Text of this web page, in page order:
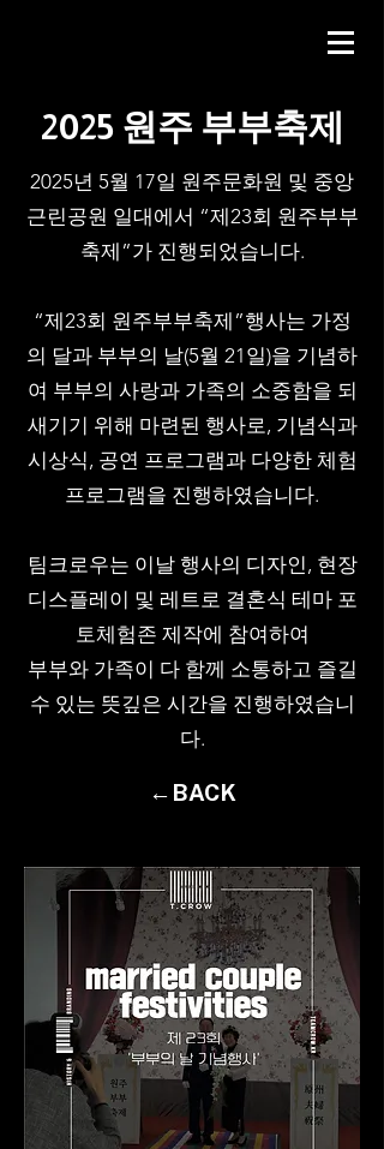
2025 원주 부부축제
2025년 5월 17일 원주문화원 및 중앙
근린공원 일대에서 “제23회 원주부부
축제”가 진행되었습니다.
“제23회 원주부부축제”행사는 가정
의 달과 부부의 날(5월 21일)을 기념하
여 부부의 사랑과 가족의 소중함을 되
새기기 위해 마련된 행사로, 기념식과
시상식, 공연 프로그램과 다양한 체험
프로그램을 진행하였습니다.
팀크로우는 이날 행사의 디자인, 현장
디스플레이 및 레트로 결혼식 테마 포
토체험존 제작에 참여하여
부부와 가족이 다 함께 소통하고 즐길
수 있는 뜻깊은 시간을 진행하였습니
다.
←BACK